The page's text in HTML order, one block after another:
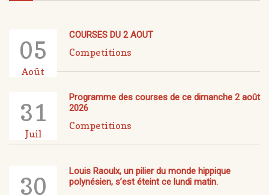
05
Août
COURSES DU 2 AOUT
Competitions
31
Juil
Programme des courses de ce dimanche 2 août
2026
Competitions
30
Louis Raoulx, un pilier du monde hippique
polynésien, s’est éteint ce lundi matin.